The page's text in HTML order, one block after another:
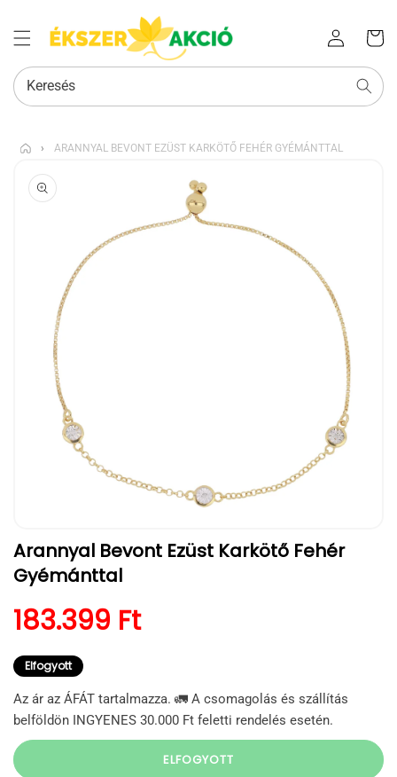
Bejelentkezés
kosara
Keresés
› ARANNYAL BEVONT EZÜST KARKÖTŐ FEHÉR GYÉMÁNTTAL
UGRÁS A
TERMÉKADATOKRA
médiafájl
megnyitása
a
modális
Arannyal Bevont Ezüst Karkötő Fehér
Gyémánttal
Normál ár
183.399 Ft
Elfogyott
Az ár az ÁFÁT tartalmazza. 🚛 A csomagolás és szállítás
belföldön INGYENES 30.000 Ft feletti rendelés esetén.
ELFOGYOTT